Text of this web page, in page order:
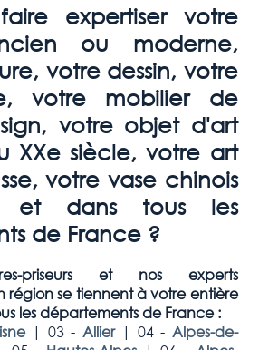
expertiser votre
ou moderne,
votre dessin, votre
votre mobilier de
votre objet d'art
XXe siècle, votre art
votre vase chinois
et dans tous les
de France ?
priseurs et nos experts
région se tiennent à votre entière
les départements de France :
| 03 - Allier| 04 - Alpes-de-